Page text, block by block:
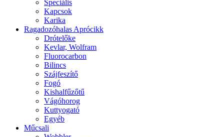
Speciális
Kapcsok
Karika
Ragadozóhalas Aprócikk
Drótelőke
Kevlar, Wolfram
Fluorocarbon
Bilincs
Szájfeszítő
Fogó
Kishalfűzőtű
Vágóhorog
Kuttyogató
Egyéb
Műcsali